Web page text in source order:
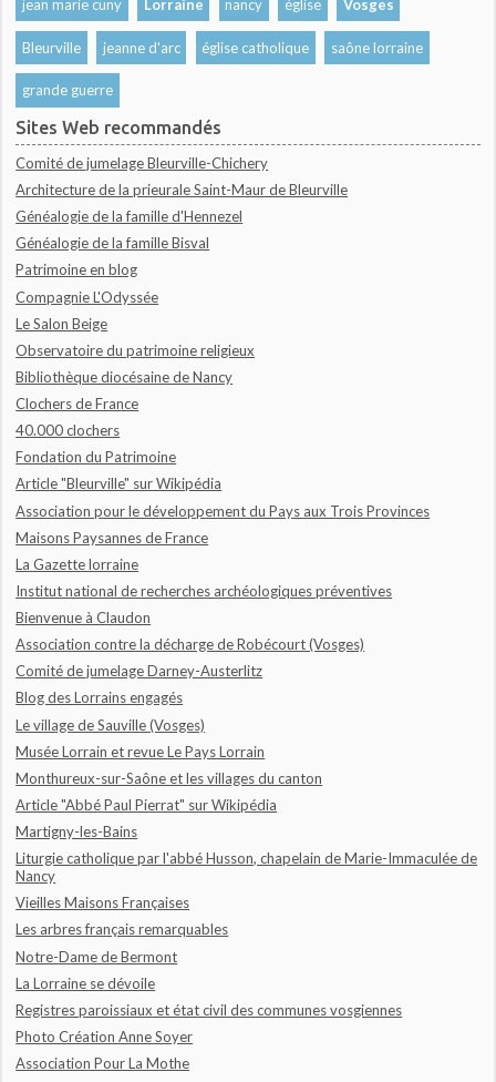
jean marie cuny Lorraine nancy église Vosges
Bleurville jeanne d'arc église catholique saône lorraine
grande guerre
Sites Web recommandés
Comité de jumelage Bleurville-Chichery
Architecture de la prieurale Saint-Maur de Bleurville
Généalogie de la famille d'Hennezel
Généalogie de la famille Bisval
Patrimoine en blog
Compagnie L'Odyssée
Le Salon Beige
Observatoire du patrimoine religieux
Bibliothèque diocésaine de Nancy
Clochers de France
40.000 clochers
Fondation du Patrimoine
Article "Bleurville" sur Wikipédia
Association pour le développement du Pays aux Trois Provinces
Maisons Paysannes de France
La Gazette lorraine
Institut national de recherches archéologiques préventives
Bienvenue à Claudon
Association contre la décharge de Robécourt (Vosges)
Comité de jumelage Darney-Austerlitz
Blog des Lorrains engagés
Le village de Sauville (Vosges)
Musée Lorrain et revue Le Pays Lorrain
Monthureux-sur-Saône et les villages du canton
Article "Abbé Paul Pierrat" sur Wikipédia
Martigny-les-Bains
Liturgie catholique par l'abbé Husson, chapelain de Marie-Immaculée de
Nancy
Vieilles Maisons Françaises
Les arbres français remarquables
Notre-Dame de Bermont
La Lorraine se dévoile
Registres paroissiaux et état civil des communes vosgiennes
Photo Création Anne Soyer
Association Pour La Mothe